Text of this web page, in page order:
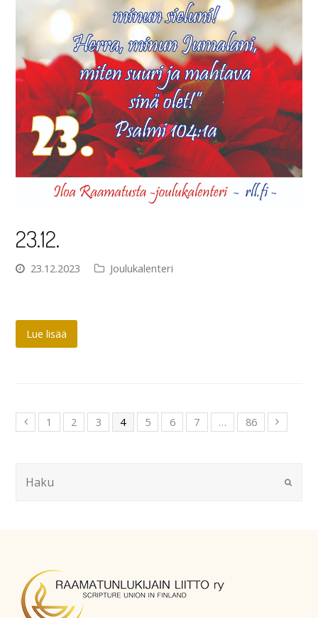
23.12.
23.12.2023 Joulukalenteri
Lue lisää
1 2 3 4 5 6 7 … 86